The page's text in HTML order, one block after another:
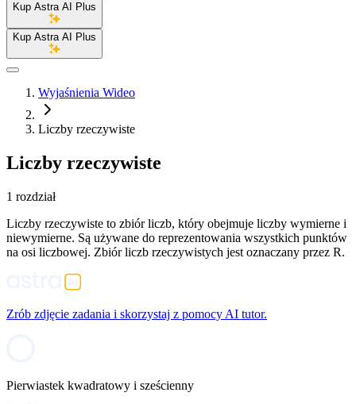
Kup Astra AI Plus
Kup Astra AI Plus
Wyjaśnienia Wideo
Liczby rzeczywiste
Liczby rzeczywiste
1 rozdział
Liczby rzeczywiste to zbiór liczb, który obejmuje liczby wymierne i
niewymierne. Są używane do reprezentowania wszystkich punktów
na osi liczbowej. Zbiór liczb rzeczywistych jest oznaczany przez R.
Zrób zdjęcie zadania i skorzystaj z pomocy AI tutor.
Pierwiastek kwadratowy i sześcienny